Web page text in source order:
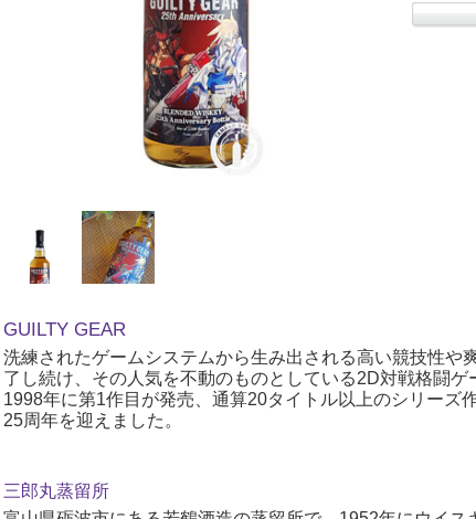
GUILTY GEAR
洗練されたゲームシステムから生み出される高い競技性や
了し続け、その人気を不動のものとしている2D対戦格闘ゲ
1998年に第1作目が発売、通算20タイトル以上のシリーズ
25周年を迎えました。
三郎丸蒸留所